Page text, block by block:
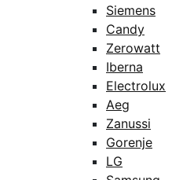
Siemens
Candy
Zerowatt
Iberna
Electrolux
Aeg
Zanussi
Gorenje
LG